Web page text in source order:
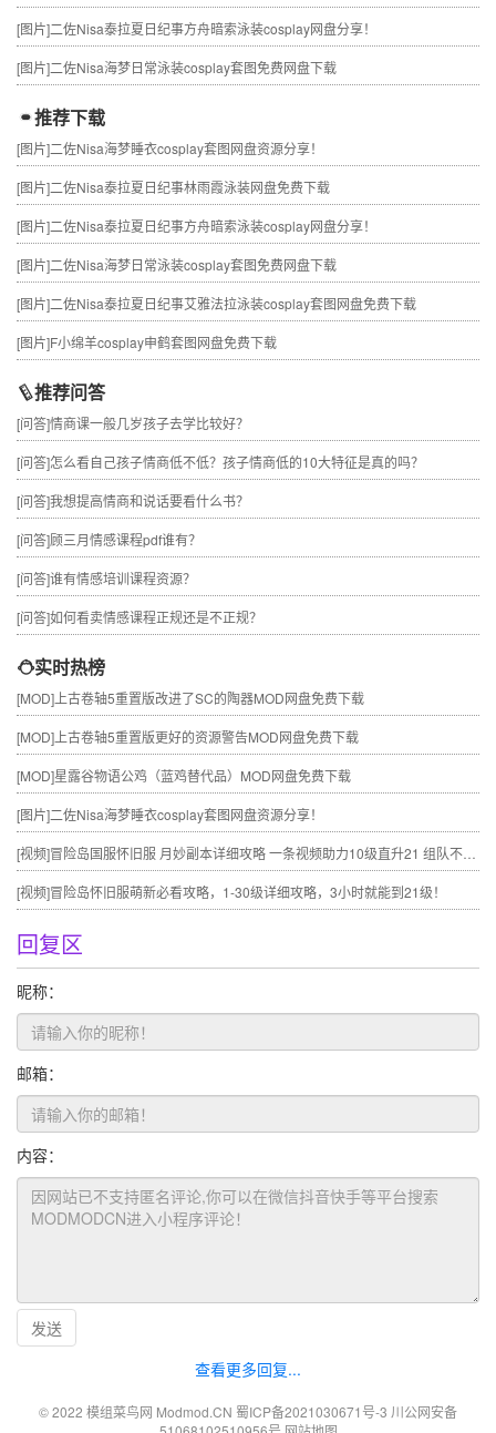
[图片]二佐Nisa泰拉夏日纪事方舟暗索泳装cosplay网盘分享！
[图片]二佐Nisa海梦日常泳装cosplay套图免费网盘下载
推荐下载
[图片]二佐Nisa海梦睡衣cosplay套图网盘资源分享！
[图片]二佐Nisa泰拉夏日纪事林雨霞泳装网盘免费下载
[图片]二佐Nisa泰拉夏日纪事方舟暗索泳装cosplay网盘分享！
[图片]二佐Nisa海梦日常泳装cosplay套图免费网盘下载
[图片]二佐Nisa泰拉夏日纪事艾雅法拉泳装cosplay套图网盘免费下载
[图片]F小绵羊cosplay申鹤套图网盘免费下载
推荐问答
[问答]情商课一般几岁孩子去学比较好？
[问答]怎么看自己孩子情商低不低？孩子情商低的10大特征是真的吗？
[问答]我想提高情商和说话要看什么书？
[问答]顾三月情感课程pdf谁有？
[问答]谁有情感培训课程资源？
[问答]如何看卖情感课程正规还是不正规？
实时热榜
[MOD] 上古卷轴5重置版改进了SC的陶器MOD网盘免费下载
[MOD] 上古卷轴5重置版更好的资源警告MOD网盘免费下载
[MOD]星露谷物语公鸡（蓝鸡替代品）MOD网盘免费下载
[图片]二佐Nisa海梦睡衣cosplay套图网盘资源分享！
[视频]冒险岛国服怀旧服 月妙副本详细攻略 一条视频助力10级直升21 组队不求人
[视频]冒险岛怀旧服萌新必看攻略，1-30级详细攻略，3小时就能到21级！
回复区
昵称：
邮箱：
内容：
发送
查看更多回复...
© 2022 模组菜鸟网 Modmod.CN 蜀ICP备2021030671号-3 川公网安备